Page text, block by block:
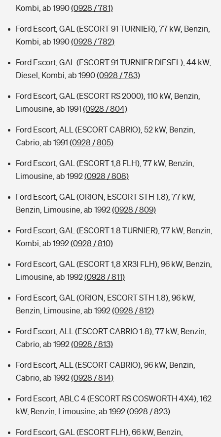
Kombi, ab 1990(0928 / 781)
Ford Escort, GAL (ESCORT 91 TURNIER), 77 kW, Benzin,
Kombi, ab 1990(0928 / 782)
Ford Escort, GAL (ESCORT 91 TURNIER DIESEL), 44 kW,
Diesel, Kombi, ab 1990(0928 / 783)
Ford Escort, GAL (ESCORT RS 2000), 110 kW, Benzin,
Limousine, ab 1991 (0928 / 804)
Ford Escort, ALL (ESCORT CABRIO), 52 kW, Benzin,
Cabrio, ab 1991 (0928 / 805)
Ford Escort, GAL (ESCORT 1,8 FLH), 77 kW, Benzin,
Limousine, ab 1992(0928 / 808)
Ford Escort, GAL (ORION, ESCORT STH 1.8), 77 kW,
Benzin, Limousine, ab 1992(0928 / 809)
Ford Escort, GAL (ESCORT 1.8 TURNIER), 77 kW, Benzin,
Kombi, ab 1992(0928 / 810)
Ford Escort, GAL (ESCORT 1,8 XR3I FLH), 96 kW, Benzin,
Limousine, ab 1992(0928 / 811)
Ford Escort, GAL (ORION, ESCORT STH 1.8), 96 kW,
Benzin, Limousine, ab 1992(0928 / 812)
Ford Escort, ALL (ESCORT CABRIO 1.8), 77 kW, Benzin,
Cabrio, ab 1992(0928 / 813)
Ford Escort, ALL (ESCORT CABRIO), 96 kW, Benzin,
Cabrio, ab 1992(0928 / 814)
Ford Escort, ABLC 4 (ESCORT RS COSWORTH 4X4), 162
kW, Benzin, Limousine, ab 1992(0928 / 823)
Ford Escort, GAL (ESCORT FLH), 66 kW, Benzin,